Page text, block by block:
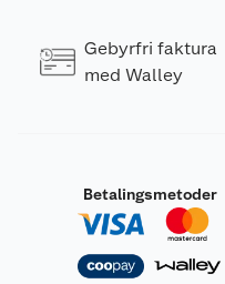
Gebyrfri faktura
med Walley
Betalingsmetoder